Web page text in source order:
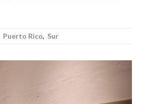
Puerto Rico, Sur